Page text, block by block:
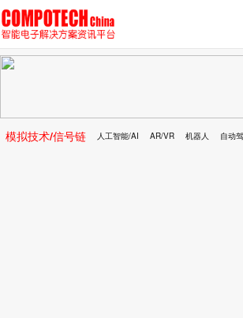
模拟技术/信号链 人工智能/AI AR/VR 机器人 自动